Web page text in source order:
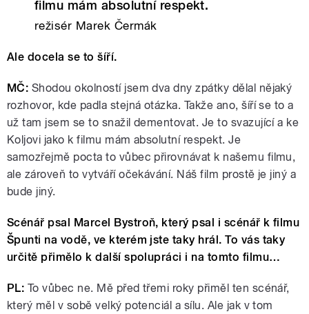
filmu mám absolutní respekt.
režisér Marek Čermák
Ale docela se to šíří.
MČ: Shodou okolností jsem dva dny zpátky dělal nějaký
rozhovor, kde padla stejná otázka. Takže ano, šíří se to a
už tam jsem se to snažil dementovat. Je to svazující a ke
Koljovi jako k filmu mám absolutní respekt. Je
samozřejmě pocta to vůbec přirovnávat k našemu filmu,
ale zároveň to vytváří očekávání. Náš film prostě je jiný a
bude jiný.
Scénář psal Marcel Bystroň, který psal i scénář k filmu
Špunti na vodě, ve kterém jste taky hrál. To vás taky
určitě přimělo k další spolupráci i na tomto filmu…
PL: To vůbec ne. Mě před třemi roky přiměl ten scénář,
který měl v sobě velký potenciál a sílu. Ale jak v tom